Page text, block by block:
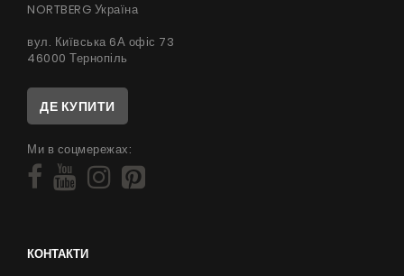
NORTBERG Україна
вул. Київська 6А офіс 73
46000 Тернопіль
ДЕ КУПИТИ
Ми в соцмережах:
КОНТАКТИ